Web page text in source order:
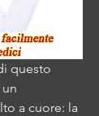
questo
a cuore: la